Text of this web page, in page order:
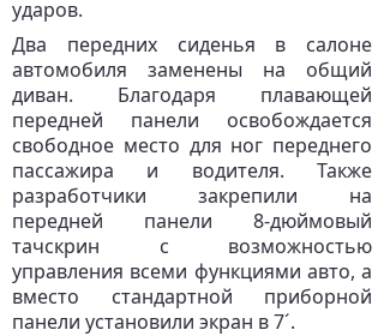
ударов.
Два передних сиденья в салоне
автомобиля заменены на общий
диван. Благодаря плавающей
передней панели освобождается
свободное место для ног переднего
пассажира и водителя. Также
разработчики закрепили на
передней панели 8-дюймовый
тачскрин с возможностью
управления всеми функциями авто, а
вместо стандартной приборной
панели установили экран в 7´.